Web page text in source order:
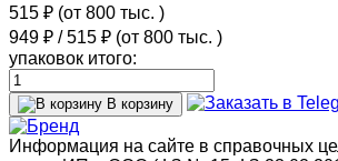
515 ₽ (от 800 тыс. )
949 ₽ /515 ₽ (от 800 тыс. )
упаковок итого:
В корзину
Информация на сайте в справочных